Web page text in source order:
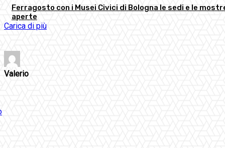
Ferragosto con i Musei Civici di Bologna le sedi e le
aperte
Carica di più
Valerio